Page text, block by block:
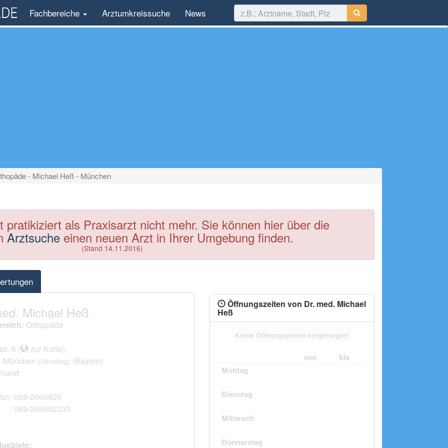
Fachbereiche Arztumkreissuche News
- Michael Heß - München
als Praxisarzt nicht mehr. Sie können hier über die
Arztsuche einen neuen Arzt in Ihrer Umgebung finden.
(Stand 14.11.2016)
Michael Heß
Orthopäde
6 ( zur Karte)
München (Sendling) (Bayern)
: 089-2060820
: 089-206082333
Öffnungszeiten von Dr. med. Michael
Heß
Keine Öffnungszeiten eingetragen!
von
bis
Montag
Dienstag
Mittwoch
Donnerstag